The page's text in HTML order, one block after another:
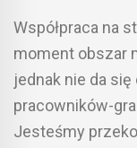
Współpraca na
moment obszar
jednak nie da
pracowników-
Jesteśmy